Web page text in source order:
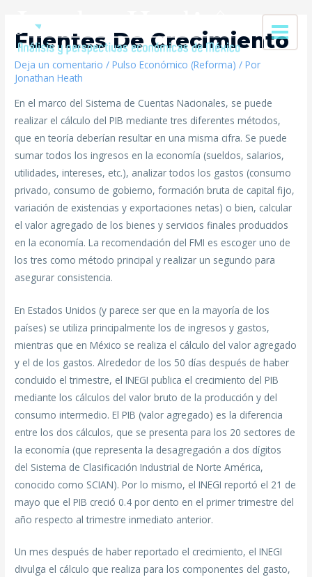
Fuentes De Crecimiento
Deja un comentario /Pulso Económico (Reforma) / Por
Jonathan Heath
En el marco del Sistema de Cuentas Nacionales, se puede
realizar el cálculo del PIB mediante tres diferentes métodos,
que en teoría deberían resultar en una misma cifra. Se puede
sumar todos los ingresos en la economía (sueldos, salarios,
utilidades, intereses, etc.), analizar todos los gastos (consumo
privado, consumo de gobierno, formación bruta de capital fijo,
variación de existencias y exportaciones netas) o bien, calcular
el valor agregado de los bienes y servicios finales producidos
en la economía. La recomendación del FMI es escoger uno de
los tres como método principal y realizar un segundo para
asegurar consistencia.
En Estados Unidos (y parece ser que en la mayoría de los
países) se utiliza principalmente los de ingresos y gastos,
mientras que en México se realiza el cálculo del valor agregado
y el de los gastos. Alrededor de los 50 días después de haber
concluido el trimestre, el INEGI publica el crecimiento del PIB
mediante los cálculos del valor bruto de la producción y del
consumo intermedio. El PIB (valor agregado) es la diferencia
entre los dos cálculos, que se presenta para los 20 sectores de
la economía (que representa la desagregación a dos dígitos
del Sistema de Clasificación Industrial de Norte América,
conocido como SCIAN). Por lo mismo, el INEGI reportó el 21 de
mayo que el PIB creció 0.4 por ciento en el primer trimestre del
año respecto al trimestre inmediato anterior.
Un mes después de haber reportado el crecimiento, el INEGI
divulga el cálculo que realiza para los componentes del gasto,